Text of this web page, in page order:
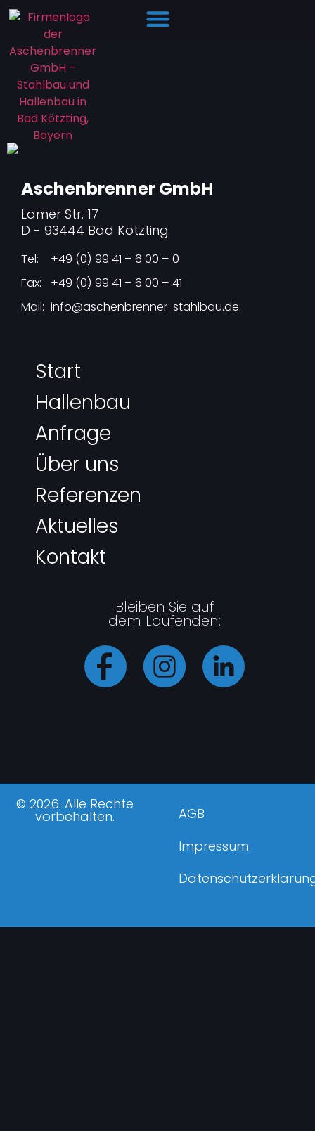
Aschenbrenner GmbH
Lamer Str. 17
D - 93444 Bad Kötzting
Tel:
+49 (0) 99 41 – 6 00 – 0
Fax:
+49 (0) 99 41 – 6 00 – 41
Mail: info@aschenbrenner-stahlbau.de
Start
Hallenbau
Anfrage
Über uns
Referenzen
Aktuelles
Kontakt
Bleiben Sie auf
dem Laufenden:
© 2026. Alle Rechte
vorbehalten.
AGB
Impressum